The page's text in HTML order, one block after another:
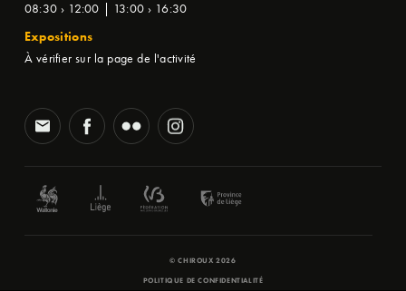
08:30 › 12:00 | 13:00 › 16:30
Expositions
À vérifier sur la page de l'activité
© CHIROUX 2026
POLITIQUE DE CONFIDENTIALITÉ